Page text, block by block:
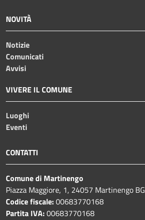
NOVITÀ
Notizie
Comunicati
Avvisi
VIVERE IL COMUNE
Luoghi
Eventi
CONTATTI
Comune di Martinengo
Piazza Maggiore, 1, 24057 Martinengo BG
Codice fiscale:00683770168
Partita IVA:00683770168